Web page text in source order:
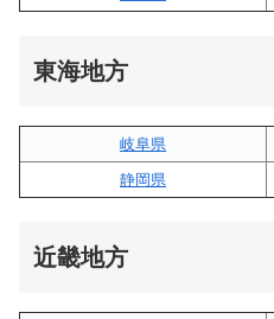
東海地方
岐阜県
静岡県
近畿地方